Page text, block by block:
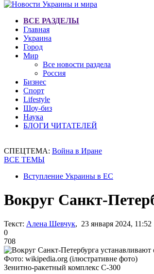
ВСЕ РАЗДЕЛЫ
Главная
Украина
Город
Мир
Все новости раздела
Россия
Бизнес
Спорт
Lifestyle
Шоу-биз
Наука
БЛОГИ ЧИТАТЕЛЕЙ
СПЕЦТЕМА: Война в Иране
ВСЕ ТЕМЫ
Вступление Украины в ЕС
Вокруг Санкт-
Текст: Алена Шевчук, 23 января 2024, 11:52
0
708
Фото: wikipedia.org (ілюстративне фото)
Зенитно-ракетный комплекс С-300